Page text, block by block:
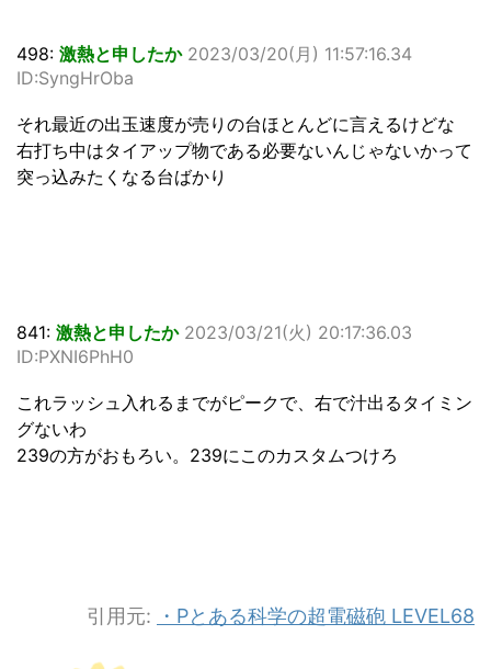
498: 激熱と申したか 2023/03/20(月) 11:57:16.34
ID:SyngHrOba
それ最近の出玉速度が売りの台ほとんどに言えるけどな
右打ち中はタイアップ物である必要ないんじゃないかって
突っ込みたくなる台ばかり
841: 激熱と申したか 2023/03/21(火) 20:17:36.03
ID:PXNI6PhH0
これラッシュ入れるまでがピークで、右で汁出るタイミン
グないわ
239の方がおもろい。239にこのカスタムつけろ
引用元: ・Pとある科学の超電磁砲 LEVEL68